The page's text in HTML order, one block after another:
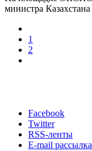
министра
1
2
Facebook
Twitter
RSS-ленты
E-mail рассылка